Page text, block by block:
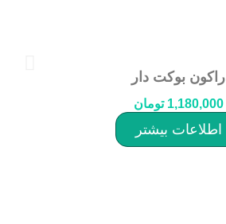
راکون بوکت دار
1,180,000 تومان
اطلاعات بیشتر